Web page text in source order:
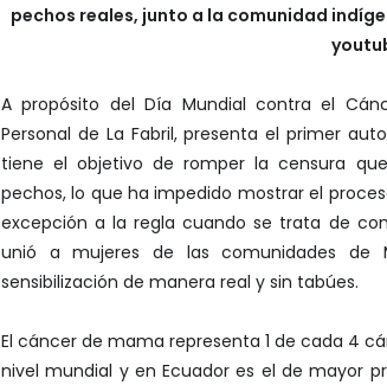
pechos reales, junto a la comunidad
A propósito del Día Mundial contra el
Personal de La Fabril, presenta el primer
tiene el objetivo de romper la censura
pechos, lo que ha impedido mostrar el
excepción a la regla cuando se trata de
unió a mujeres de las comunidades de
sensibilización de manera real y sin tabúes.
El cáncer de mama representa 1 de cada 4
nivel mundial y en Ecuador es el de mayor